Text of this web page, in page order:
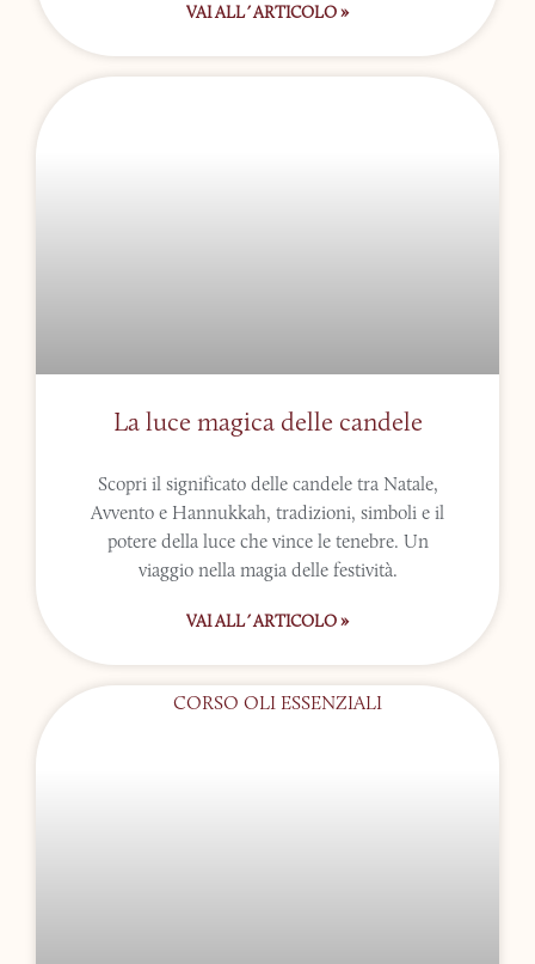
VAI ALL´ARTICOLO »
La luce magica delle candele
Scopri il significato delle candele tra Natale,
Avvento e Hannukkah, tradizioni, simboli e il
potere della luce che vince le tenebre. Un
viaggio nella magia delle festività.
VAI ALL´ARTICOLO »